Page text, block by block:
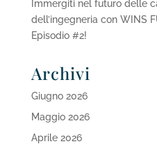
Immergiti nel futuro delle
dell’ingegneria con WINS
Episodio #2!
Archivi
Giugno 2026
Maggio 2026
Aprile 2026